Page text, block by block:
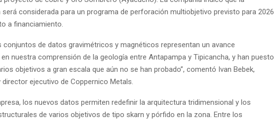
considerada para un programa de perforación multiobjetivo previsto para 2026
a financiamiento.
conjuntos de datos gravimétricos y magnéticos representan un avance
nuestra comprensión de la geología entre Antapampa y Tipicancha, y han puesto
objetivos a gran escala que aún no se han probado”, comentó Ivan Bebek,
director ejecutivo de Coppernico Metals.
los nuevos datos permiten redefinir la arquitectura tridimensional y los
de varios objetivos de tipo skarn y pórfido en la zona. Entre los